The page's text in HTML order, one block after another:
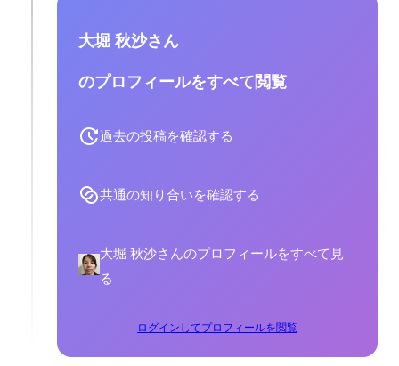
大堀 秋沙さん
のプロフィールをすべて閲覧
過去の投稿を確認する
共通の知り合いを確認する
大堀 秋沙さんのプロフィールをすべて見
る
ログインしてプロフィールを閲覧